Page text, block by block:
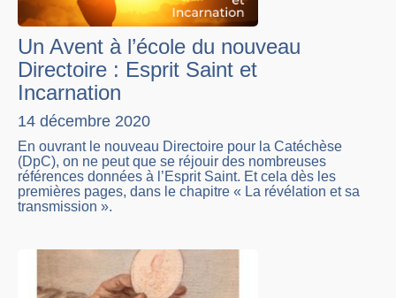
Un Avent à l’école du nouveau
Directoire : Esprit Saint et
Incarnation
14 décembre 2020
En ouvrant le nouveau Directoire pour la Catéchèse
(DpC), on ne peut que se réjouir des nombreuses
références données à l’Esprit Saint. Et cela dès les
premières pages, dans le chapitre « La révélation et sa
transmission ».